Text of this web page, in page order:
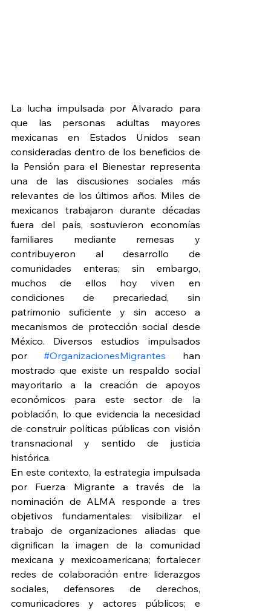
La lucha impulsada por Alvarado para
que las personas adultas mayores
mexicanas en Estados Unidos sean
consideradas dentro de los beneficios de
la Pensión para el Bienestar representa
una de las discusiones sociales más
relevantes de los últimos años. Miles de
mexicanos trabajaron durante décadas
fuera del país, sostuvieron economías
familiares mediante remesas y
contribuyeron al desarrollo de
comunidades enteras; sin embargo,
muchos de ellos hoy viven en
condiciones de precariedad, sin
patrimonio suficiente y sin acceso a
mecanismos de protección social desde
México. Diversos estudios impulsados
por #OrganizacionesMigrantes han
mostrado que existe un respaldo social
mayoritario a la creación de apoyos
económicos para este sector de la
población, lo que evidencia la necesidad
de construir políticas públicas con visión
transnacional y sentido de justicia
histórica.
En este contexto, la estrategia impulsada
por Fuerza Migrante a través de la
nominación de ALMA responde a tres
objetivos fundamentales: visibilizar el
trabajo de organizaciones aliadas que
dignifican la imagen de la comunidad
mexicana y mexicoamericana; fortalecer
redes de colaboración entre liderazgos
sociales, defensores de derechos,
comunicadores y actores públicos; e